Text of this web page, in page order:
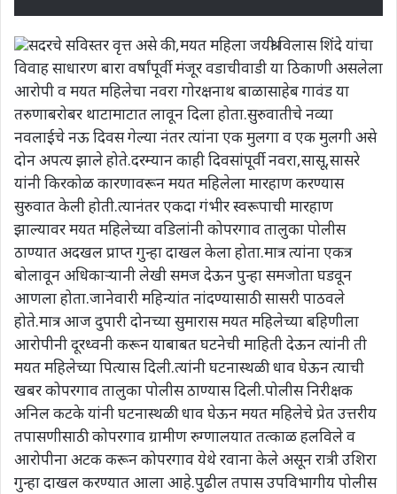
सदरचे सविस्तर वृत्त असे की,मयत महिला जयश्री विलास शिंदे यांचा
विवाह साधारण बारा वर्षांपूर्वी मंजूर वडाचीवाडी या ठिकाणी असलेला
आरोपी व मयत महिलेचा नवरा गोरक्षनाथ बाळासाहेब गावंड या
तरुणाबरोबर थाटामाटात लावून दिला होता.सुरुवातीचे नव्या
नवलाईचे नऊ दिवस गेल्या नंतर त्यांना एक मुलगा व एक मुलगी असे
दोन अपत्य झाले होते.दरम्यान काही दिवसांपूर्वी नवरा,सासू,सासरे
यांनी किरकोळ कारणावरून मयत महिलेला मारहाण करण्यास
सुरुवात केली होती.त्यानंतर एकदा गंभीर स्वरूपाची मारहाण
झाल्यावर मयत महिलेच्या वडिलांनी कोपरगाव तालुका पोलीस
ठाण्यात अदखल प्राप्त गुन्हा दाखल केला होता.मात्र त्यांना एकत्र
बोलावून अधिकाऱ्यानी लेखी समज देऊन पुन्हा समजोता घडवून
आणला होता.जानेवारी महिन्यांत नांदण्यासाठी सासरी पाठवले
होते.मात्र आज दुपारी दोनच्या सुमारास मयत महिलेच्या बहिणीला
आरोपीनी दूरध्वनी करून याबाबत घटनेची माहिती देऊन त्यांनी ती
मयत महिलेच्या पित्यास दिली.त्यांनी घटनास्थळी धाव घेऊन त्याची
खबर कोपरगाव तालुका पोलीस ठाण्यास दिली.पोलीस निरीक्षक
अनिल कटके यांनी घटनास्थळी धाव घेऊन मयत महिलेचे प्रेत उत्तरीय
तपासणीसाठी कोपरगाव ग्रामीण रुग्णालयात तत्काळ हलविले व
आरोपीना अटक करून कोपरगाव येथे रवाना केले असून रात्री उशिरा
गुन्हा दाखल करण्यात आला आहे.पुढील तपास उपविभागीय पोलीस